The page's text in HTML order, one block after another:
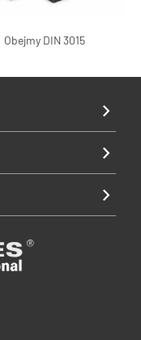
Obejmy DIN 3015